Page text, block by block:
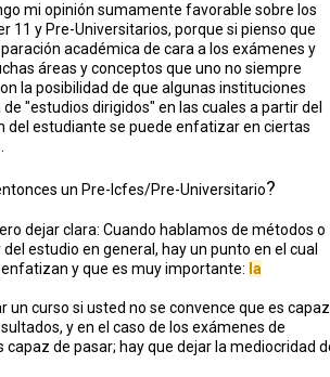
mi opinión sumamente favorable sobre los
11 y Pre-Universitarios, porque si pienso que
académica de cara a los exámenes y
áreas y conceptos que uno no siempre
la posibilidad de que algunas instituciones
"estudios dirigidos" en las cuales a partir del
del estudiante se puede enfatizar en ciertas
un Pre-Icfes/Pre-Universitario?
dejar clara: Cuando hablamos de métodos o
estudio en general, hay un punto en el cual
y que es muy importante: la
un curso si usted no se convence que es capaz
y en el caso de los exámenes de
capaz de pasar; hay que dejar la mediocridad